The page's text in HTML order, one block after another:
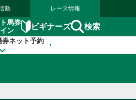
動 レース情報
馬券
ン
ビギナーズ 検索
ネット予約